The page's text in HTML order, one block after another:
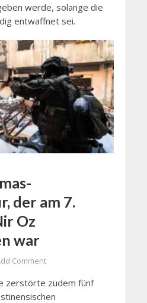
werde, solange die
entwaffnet sei.
der am 7.
Oz
war
Comment
zerstörte zudem fünf